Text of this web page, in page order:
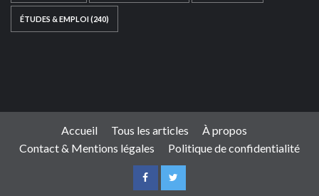
ÉTUDES & EMPLOI(240)
Accueil Tous les articles
À propos
Contact & Mentions légales
Politique de confidentialité